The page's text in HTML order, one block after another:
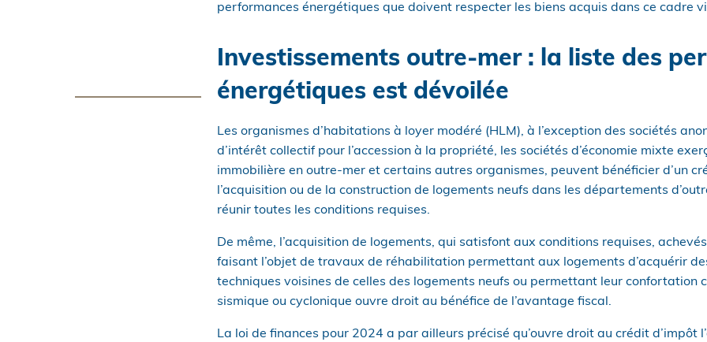
performances énergétiques que doivent respecter les biens acquis dans ce cadre
Investissements outre-mer : la liste des
énergétiques est dévoilée
Les organismes d’habitations à loyer modéré (HLM), à l’exception des sociétés
d’intérêt collectif pour l’accession à la propriété, les sociétés d’économie mixte
immobilière en outre-mer et certains autres organismes, peuvent bénéficier d’un
l’acquisition ou de la construction de logements neufs dans les départements
réunir toutes les conditions requises.
De même, l’acquisition de logements, qui satisfont aux conditions requises,
faisant l’objet de travaux de réhabilitation permettant aux logements d’acquérir
techniques voisines de celles des logements neufs ou permettant leur confortation
sismique ou cyclonique ouvre droit au bénéfice de l’avantage fiscal.
La loi de finances pour 2024 a par ailleurs précisé qu’ouvre droit au crédit d’impôt